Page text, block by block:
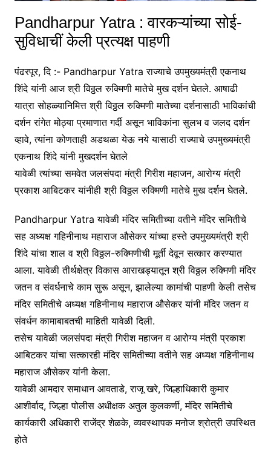
Pandharpur Yatra : वारकऱ्यांच्या सोई-
सुविधाचीं केली प्रत्यक्ष पाहणी
पंढरपूर, दि :- Pandharpur Yatra राज्याचे उपमुख्यमंत्री एकनाथ
शिंदे यांनी आज श्री विठ्ठल रुक्मिणी मातेचे मुख दर्शन घेतले. आषाढी
यात्रा सोहळ्यानिमित्त श्री विठ्ठल रुक्मिणी मातेच्या दर्शनासाठी भाविकांची
दर्शन रांगेत मोठ्या प्रमाणात गर्दी असून भाविकांना सुलभ व जलद दर्शन
व्हावे, त्यांना कोणताही अडथळा येऊ नये यासाठी राज्याचे उपमुख्यमंत्री
एकनाथ शिंदे यांनी मुखदर्शन घेतले
यावेळी त्यांच्या समवेत जलसंपदा मंत्री गिरीश महाजन, आरोग्य मंत्री
प्रकाश आबिटकर यांनीही श्री विठ्ठल रुक्मिणी मातेचे मुख दर्शन घेतले.
Pandharpur Yatra यावेळी मंदिर समितीच्या वतीने मंदिर समितीचे
सह अध्यक्ष गहिनीनाथ महाराज औसेकर यांच्या हस्ते उपमुख्यमंत्री श्री
शिंदे यांचा शाल व श्री विठ्ठल-रुक्मिणीची मूर्ती देवून सत्कार करण्यात
आला. यावेळी तीर्थक्षेत्र विकास आराखड्यातून श्री विठ्ठल रुक्मिणी मंदिर
जतन व संवर्धनाचे काम सुरू असून, झालेल्या कामांची पाहणी केली तसेच
मंदिर समितीचे अध्यक्ष गहिनीनाथ महाराज औसेकर यांनी मंदिर जतन व
संवर्धन कामाबाबतची माहिती यावेळी दिली.
तसेच यावेळी जलसंपदा मंत्री गिरीश महाजन व आरोग्य मंत्री प्रकाश
आबिटकर यांचा सत्कारही मंदिर समितीच्या वतीने सह अध्यक्ष गहिनीनाथ
महाराज औसेकर यांनी केला.
यावेळी आमदार समाधान आवताडे, राजू खरे, जिल्हाधिकारी कुमार
आशीर्वाद, जिल्हा पोलीस अधीक्षक अतुल कुलकर्णी, मंदिर समितीचे
कार्यकारी अधिकारी राजेंद्र शेळके, व्यवस्थापक मनोज श्रोत्री उपस्थित
होते